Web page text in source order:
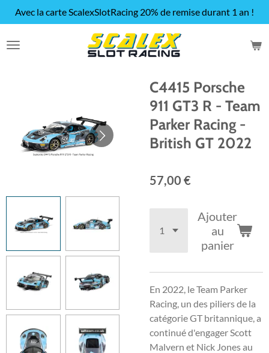
Passer
au
contenu
Avec la carte ScalexSlotRacing 20% de remise durant 1 an !
C4415 Porsche
911 GT3 R - Team
Parker Racing -
British GT 2022
57,00 €
Ajouter
au
panier
En 2022, le Team Parker
Racing, un des piliers de la
catégorie GT britannique, a
continué d'engager Scott
Malvern et Nick Jones au